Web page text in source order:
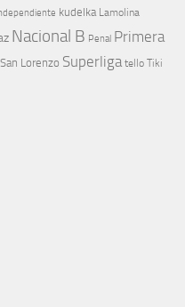
kudelka Lamolina
Nacional B Penal Primera
San Lorenzo Superliga tello Tiki